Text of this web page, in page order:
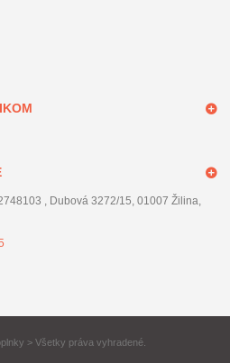
> Všetky práva vyhradené.
, Dubová 3272/15, 01007 Žilina,